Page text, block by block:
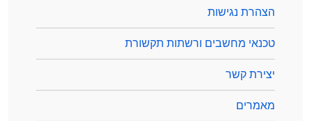
הצהרת נגישות
טכנאי מחשבים ורשתות תקשורת
יצירת קשר
מאמרים